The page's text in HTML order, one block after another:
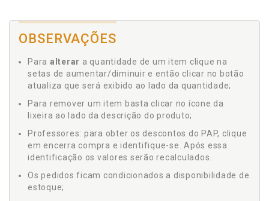
OBSERVAÇÕES
Para alterar a quantidade de um item clique na
setas de aumentar/diminuir e então clicar no botão
atualiza que será exibido ao lado da quantidade;
Para remover um item basta clicar no ícone da
lixeira ao lado da descrição do produto;
Professores: para obter os descontos do PAP, clique
em encerra compra e identifique-se. Após essa
identificação os valores serão recalculados.
Os pedidos ficam condicionados a disponibilidade de
estoque;